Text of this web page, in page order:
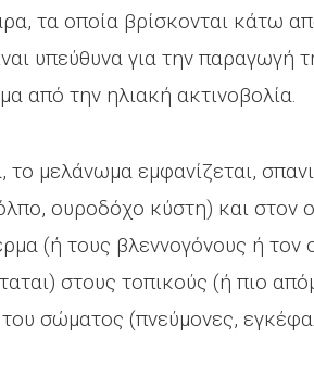
τα οποία βρίσκονται κάτω
υπεύθυνα για την παραγωγή
από την ηλιακή ακτινοβολία.
μελάνωμα εμφανίζεται,
ουροδόχο κύστη) και στον
(ή τους βλεννογόνους ή
στους τοπικούς (ή πιο
σώματος (πνεύμονες,